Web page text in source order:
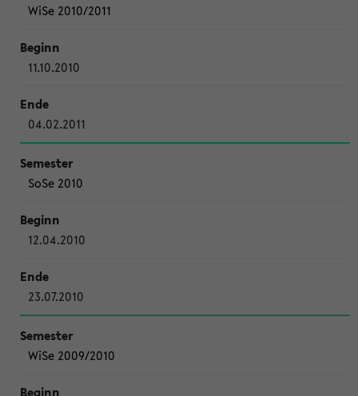
WiSe 2010/2011
11.10.2010
04.02.2011
SoSe 2010
12.04.2010
23.07.2010
WiSe 2009/2010